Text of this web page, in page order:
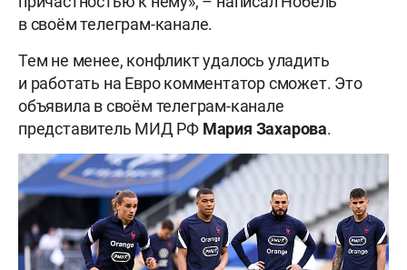
в своём телеграм-канале.
Тем не менее, конфликт удалось уладить
и работать на Евро комментатор сможет. Это
объявила в своём телеграм-канале
представитель МИД РФ Мария Захарова.